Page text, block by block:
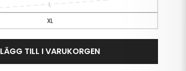
L
XL
LÄGG TILL I VARUKORGEN